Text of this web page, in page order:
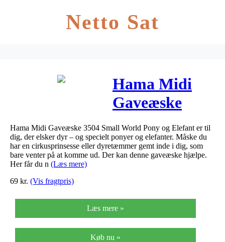
Netto Sat
Hama Midi
Gaveæske
3504 Small
World Pony
og Elefant
Hama Midi Gaveæske 3504 Small World Pony og Elefant er til
dig, der elsker dyr – og specielt ponyer og elefanter. Måske du
har en cirkusprinsesse eller dyretæmmer gemt inde i dig, som
bare venter på at komme ud. Der kan denne gaveæske hjælpe.
Her får du n (Læs mere)
69 kr. (Vis fragtpris)
Læs mere »
Køb nu »